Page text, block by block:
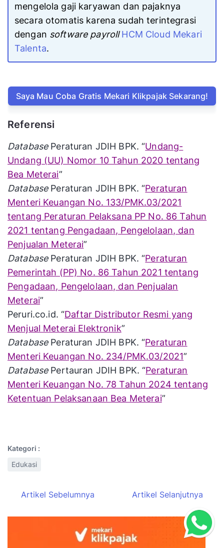
mengelola gaji karyawan dan pajaknya
secara otomatis karena sudah terintegrasi
dengan software payroll HCM Cloud Mekari
Talenta.
Saya Mau Coba Gratis Mekari Klikpajak Sekarang!
Referensi
DatabasePeraturan JDIH BPK. “Undang-
Undang (UU) Nomor 10 Tahun 2020 tentang
Bea Meterai”
DatabasePeraturan JDIH BPK. “Peraturan
Menteri Keuangan No. 133/PMK.03/2021
tentang Peraturan Pelaksana PP No. 86 Tahun
2021 tentang Pengadaan, Pengelolaan, dan
Penjualan Meterai”
DatabasePeraturan JDIH BPK. “Peraturan
Pemerintah (PP) No. 86 Tahun 2021 tentang
Pengadaan, Pengelolaan, dan Penjualan
Meterai”
Peruri.co.id. “Daftar Distributor Resmi yang
Menjual Meterai Elektronik”
DatabasePeraturan JDIH BPK. “Peraturan
Menteri Keuangan No. 234/PMK.03/2021”
DatabasePertauran JDIH BPK. “Peraturan
Menteri Keuangan No. 78 Tahun 2024 tentang
Ketentuan Pelaksanaan Bea Meterai”
Kategori :
Edukasi
Artikel Sebelumnya Artikel Selanjutnya